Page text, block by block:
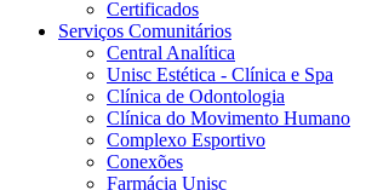
Certificados
Serviços Comunitários
Central Analítica
Unisc Estética - Clínica e Spa
Clínica de Odontologia
Clínica do Movimento Humano
Complexo Esportivo
Conexões
Farmácia Unisc